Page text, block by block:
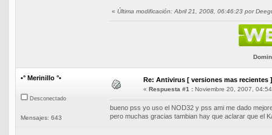
« Última modificación: Abril 21, 2008, 06:46:23 por
•° Merinillo °•
Desconectado
Mensajes: 643
Re: Antivirus [ versiones mas recientes ]
« Respuesta #1 : Noviembre 20, 2007,
bueno pss yo uso el NOD32 y pss ami me dado
pero muchas gracias tambian hay que aclarar que el